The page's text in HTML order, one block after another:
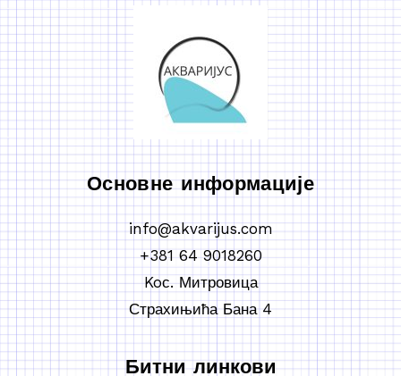
Основне информације
info@akvarijus.com
+381 64 9018260
Koс. Митровица
Страхињића Бана 4
Битни линкови